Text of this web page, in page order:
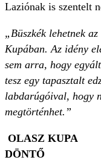
Laziónak is szentelt
„Büszkék lehetnek
Kupában. Az idény
sem arra, hogy
tesz egy tapasztalt
labdarúgóival, hogy
megtörténhet.”
OLASZ KUPA
DÖNTŐ